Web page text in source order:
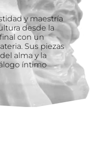
y maestría
desde la
con un
Sus piezas
alma y la
íntimo